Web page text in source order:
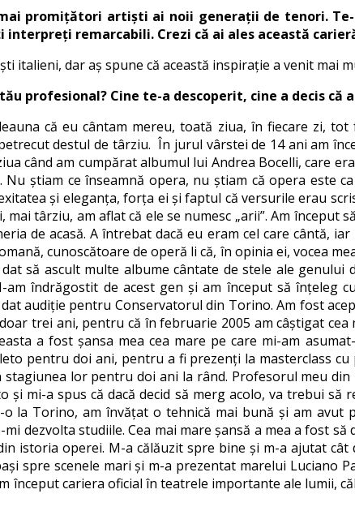
promițători artiști ai noii generații de tenori.
remarcabili. Crezi că ai ales această
italieni, dar aș spune că această inspirație a venit mai
profesional? Cine te-a descoperit, cine a decis că
că eu cântam mereu, toată ziua, în fiecare zi,
destul de târziu. În jurul vârstei de 14 ani am
când am cumpărat albumul lui Andrea Bocelli, care
știam ce înseamnă opera, nu știam că opera este
și eleganța, forța ei și faptul că versurile erau
mai târziu, am aflat că ele se numesc „arii”. Am
de acasă. A întrebat dacă eu eram cel care cântă,
cunoscătoare de operă li că, în opinia ei, vocea
să ascult multe albume cântate de stele ale
am îndrăgostit de acest gen și am început să înțeleg
audiție pentru Conservatorul din Torino. Am fost
trei ani, pentru că în februarie 2005 am câștigat
a fost șansa mea cea mare pe care mi-am
pentru doi ani, pentru a fi prezenți la masterclass
lor pentru doi ani la rând. Profesorul meu
și mi-a spus că dacă decid să merg acolo, va trebui
la Torino, am învățat o tehnică mai bună și am
dezvolta studiile. Cea mai mare șansă a mea a fost
istoria operei. M-a călăuzit spre bine și m-a ajutat
spre scenele mari și m-a prezentat marelui
început cariera oficial în teatrele importante ale lumii,